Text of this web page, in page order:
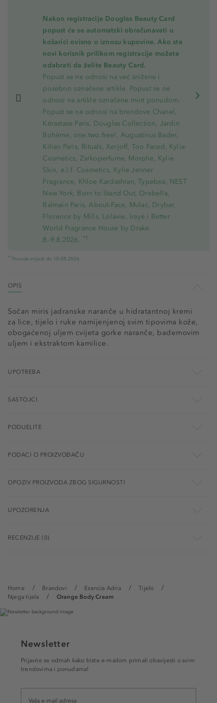
Home Brandovi Esencia Adria
Tijelo
Njega tijela
Orange Body Cream
Nakon registracije Douglas Beauty Card
popust će se automatski obračunavati u
košarici ovisno o iznosu kupovine. Ako ste
novi korisnik prilikom registracije možete
odabrati da želite Beauty Card.
Popust se ne odnosi na već snižene i
posebno označene artikle. Popust se ne
odnosi na artikle označene mint ponudom.
Popust se ne odnosi na brendove Chanel,
Kérastase Paris, Douglas Collection, Jardin
Bohème, one.two.free!, Augustinus Bader,
Kilian Paris, Rituals, Xerjoff, Too Faced, Kylie
Cosmetics, Zarkoperfume, Morphe, Kylie
Skin, e.l.f. Cosmetics, Kylie Jenner
Fragrance, Khloe Kardashian, Typebea, NEST
New York, Born to Stand Out, Orebella,
Balmain Paris, About-Face, Mulac, Drybar,
Florence by Mills, Lolavie, Iraye i Better
World Fragrance House by Drake.
8.-9.8.2026. *1
*1 Ponuda vrijedi do 10.08.2026
OPIS
Sočan miris jadranske naranče u hidratantnoj kremi
za lice, tijelo i ruke namijenjenoj svim tipovima kože,
obogaćenoj uljem cvijeta gorke naranče, bademovim
uljem i ekstraktom kamilice.
UPOTREBA
SASTOJCI
PODIJELITE
PODACI O PROIZVOĐAČU
OPOZIV PROIZVODA ZBOG SIGURNOSTI
UPOZORENJA
RECENZIJE (0)
Newsletter
Prijavite se odmah kako biste e-mailom primali obavijesti o svim
trendovima i ponudama!